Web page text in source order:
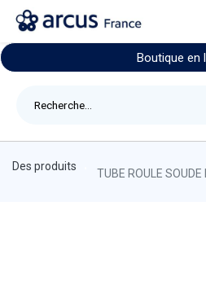
Boutique en
Des produits
TUBE ROULE